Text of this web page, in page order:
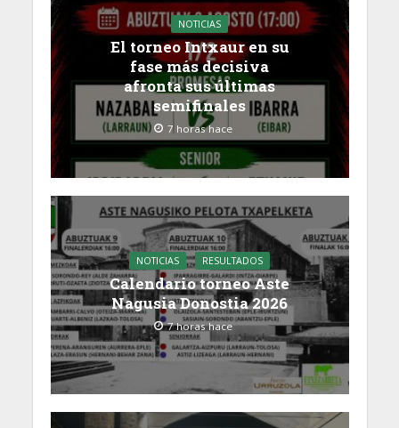
NOTICIAS
El torneo Intxaur en su
fase más decisiva
afronta sus últimas
semifinales
7 horas hace
NOTICIAS RESULTADOS
Calendario torneo Aste
Nagusia Donostia 2026
7 horas hace